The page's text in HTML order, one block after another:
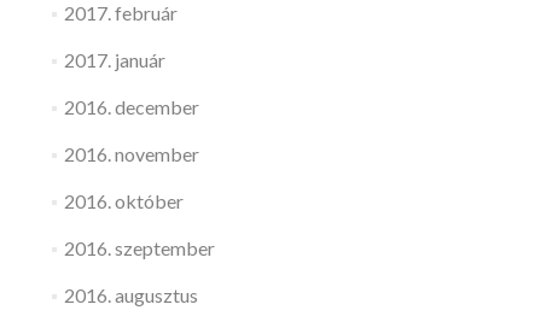
2017. február
2017. január
2016. december
2016. november
2016. október
2016. szeptember
2016. augusztus